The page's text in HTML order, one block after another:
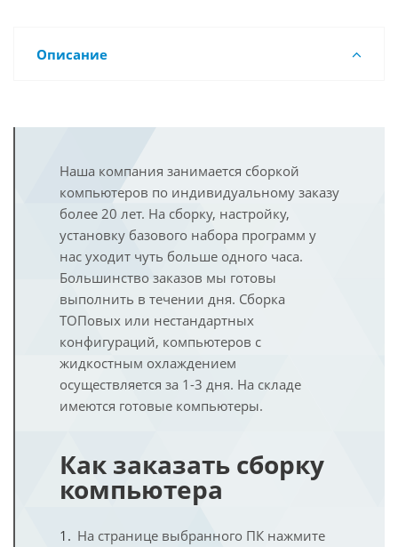
Описание
Наша компания занимается сборкой
компьютеров по индивидуальному заказу
более 20 лет. На сборку, настройку,
установку базового набора программ у
нас уходит чуть больше одного часа.
Большинство заказов мы готовы
выполнить в течении дня. Сборка
ТОПовых или нестандартных
конфигураций, компьютеров с
жидкостным охлаждением
осуществляется за 1-3 дня. На складе
имеются готовые компьютеры.
Как заказать сборку
компьютера
На странице выбранного ПК нажмите